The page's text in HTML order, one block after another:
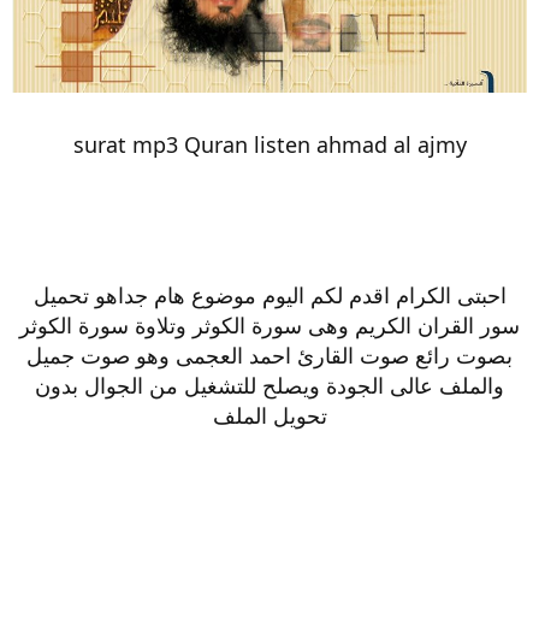
surat mp3 Quran listen ahmad al ajmy
احبتى الكرام اقدم لكم اليوم موضوع هام جداهو تحميل
سور القران الكريم وهى سورة الكوثر وتلاوة سورة الكوثر
بصوت رائع صوت القارئ احمد العجمى وهو صوت جميل
والملف عالى الجودة ويصلح للتشغيل من الجوال بدون
تحويل الملف